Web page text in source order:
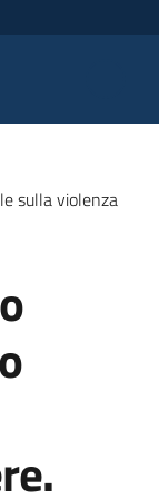
sulla violenza